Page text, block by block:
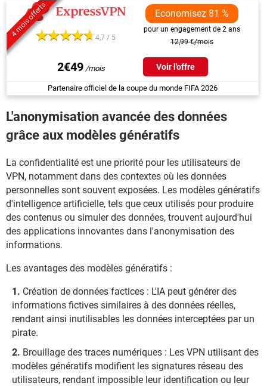
4 mois offerts 4,7 / 5
Economisez 81 %
pour un engagement de 2 ans
12,99 €/mois
2€49 Voir l'offre
Partenaire officiel de la coupe du monde FIFA 2026
L'anonymisation avancée des données
grâce aux modèles génératifs
La confidentialité est une priorité pour les utilisateurs de
VPN, notamment dans des contextes où les données
personnelles sont souvent exposées. Les modèles génératifs
d'intelligence artificielle, tels que ceux utilisés pour produire
des contenus ou simuler des données, trouvent aujourd'hui
des applications innovantes dans l'anonymisation des
informations.
Les avantages des modèles génératifs :
Création de données factices : L'IA peut générer des
informations fictives similaires à des données réelles,
rendant ainsi inutilisables les données interceptées par un
pirate.
Brouillage des traces numériques : Les VPN utilisant des
modèles génératifs modifient les signatures réseau des
utilisateurs, rendant impossible leur identification ou leur